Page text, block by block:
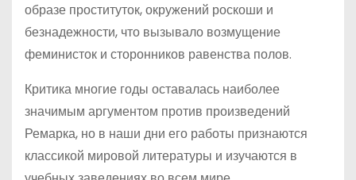
образе проституток, окружений роскоши и
безнадежности, что вызывало возмущение
феминисток и сторонников равенства полов.
Критика многие годы оставалась наиболее
значимым аргументом против произведений
Ремарка, но в наши дни его работы признаются
классикой мировой литературы и изучаются в